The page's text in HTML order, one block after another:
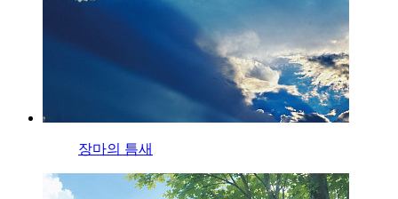
장마의 틈새